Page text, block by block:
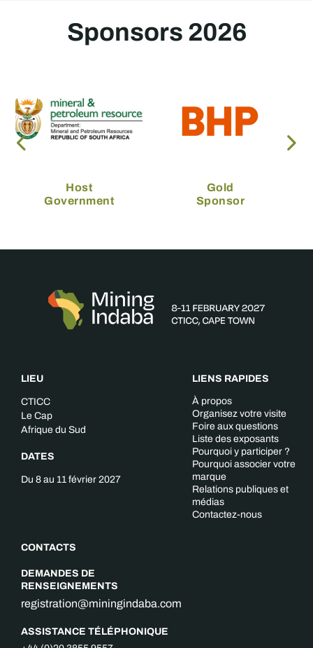
Sponsors 2026
Host
Government
Gold
Sponsor
LIEU
CTICC
Le Cap
Afrique du Sud
DATES
Du 8 au 11 février 2027
CONTACTS
DEMANDES DE
RENSEIGNEMENTS
registration@miningindaba.com
ASSISTANCE TÉLÉPHONIQUE
LIENS RAPIDES
À propos
Organisez votre visite
Foire aux questions
Liste des exposants
Pourquoi y participer ?
Pourquoi associer votre
marque
Relations publiques et
médias
Contactez-nous